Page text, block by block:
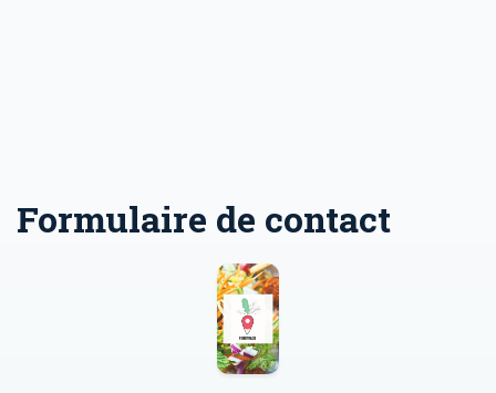
Formulaire de contact